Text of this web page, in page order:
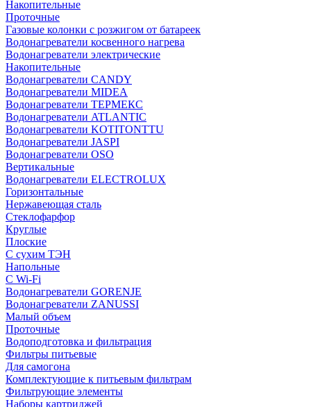
Накопительные
Проточные
Газовые колонки с розжигом от батареек
Водонагреватели косвенного нагрева
Водонагреватели электрические
Накопительные
Водонагреватели CANDY
Водонагреватели MIDEA
Водонагреватели ТЕРМЕКС
Водонагреватели ATLANTIC
Водонагреватели KOTITONTTU
Водонагреватели JASPI
Водонагреватели OSO
Вертикальные
Водонагреватели ELECTROLUX
Горизонтальные
Нержавеющая сталь
Стеклофарфор
Круглые
Плоские
С сухим ТЭН
Напольные
С Wi-Fi
Водонагреватели GORENJE
Водонагреватели ZANUSSI
Малый объем
Проточные
Водоподготовка и фильтрация
Фильтры питьевые
Для самогона
Комплектующие к питьевым фильтрам
Фильтрующие элементы
Наборы картриджей